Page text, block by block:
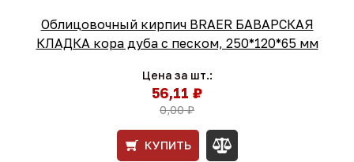
Облицовочный кирпич BRAER БАВАРСКАЯ
КЛАДКА кора дуба с песком, 250*120*65 мм
Цена за шт.:
56,11 ₽
0,00 ₽
КУПИТЬ